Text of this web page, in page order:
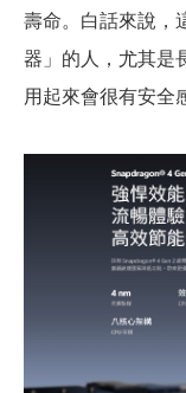
壽命。白話來說，
器」的人，尤其是
用起來會很有安全